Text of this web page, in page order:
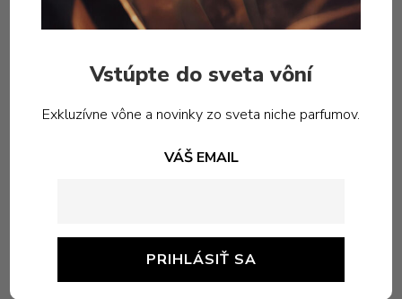
Vstúpte do sveta vôní
Exkluzívne vône a novinky zo sveta niche parfumov.
VÁŠ EMAIL